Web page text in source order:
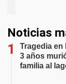
Noticias
Tragedia en
3 años
familia al